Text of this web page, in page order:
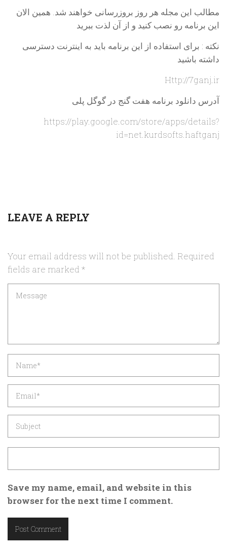
مطالب این مجله هر روز بروزرسانی خواهند شد. همین الان
این برنامه رو نصب کنید و از آن لذت ببرید
نکته : برای استفاده از این برنامه باید به اینترنت دسترسی
داشته باشید
Http://7ganj.ir
آدرس دانلود برنامه هفت گنج در گوگل پلی
https://play.google.com/store/apps/details?
id=net.kurdsofts.haftganj
LEAVE A REPLY
Your email address will not be published. Required
fields are marked *
Save my name, email, and website in this
browser for the next time I comment.